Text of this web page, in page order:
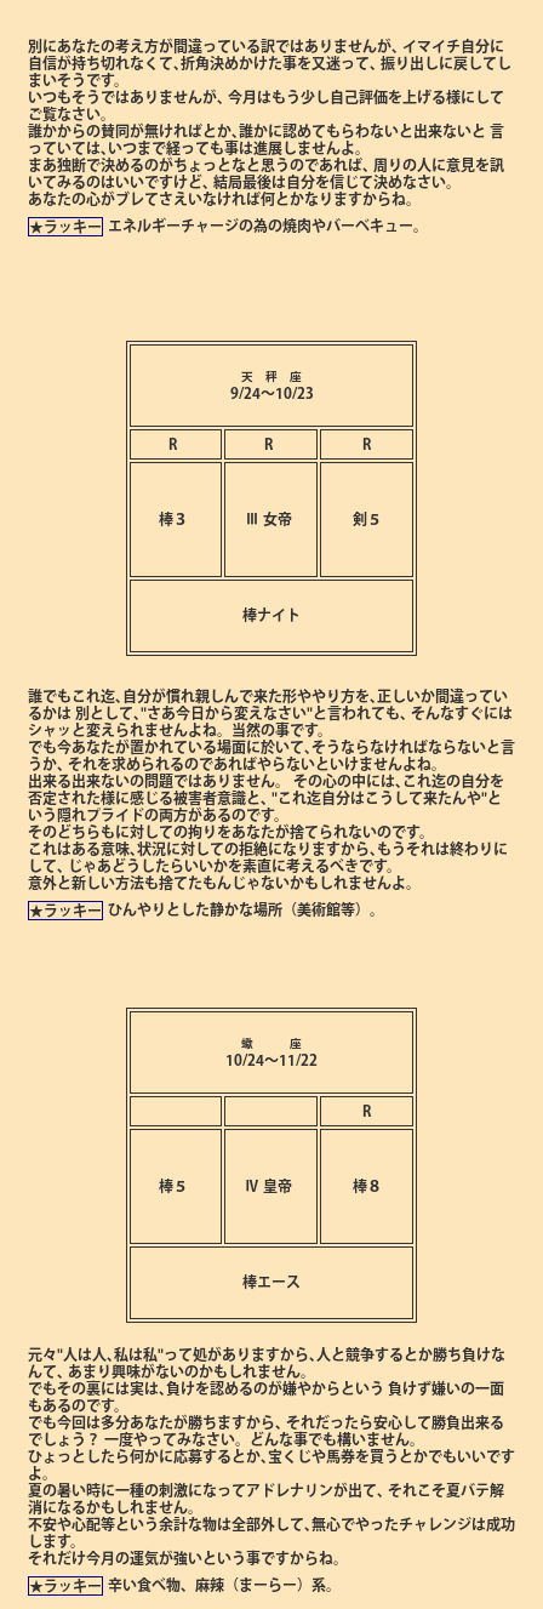
別にあなたの考え方が間違っている訳ではありませんが､
イマイチ自分に
自信が持ち切れなくて､折角決めかけた事を又迷って､ 振り出しに戻してし
まいそうです。
いつもそうではありませんが､ 今月はもう少し自己評価を上げる様にして
ご覧なさい。
誰かからの賛同が無ければとか､誰かに認めてもらわないと出来ないと 言
っていては､いつまで経っても事は進展しませんよ。
まあ独断で決めるのがちょっとなと思うのであれば､
周りの人に意見を訊
いてみるのはいいですけど､ 結局最後は自分を信じて決めなさい。
あなたの心がブレてさえいなければ何とかなりますからね。
★ラッキー
エネルギーチャージの為の焼肉やバーベキュー。
天 秤 座
9/24～10/23
R R R
棒３ 女帝 剣５
棒ナイト
誰でもこれ迄､自分が慣れ親しんで来た形ややり方を､正しいか間違ってい
るかは 別として､"さあ今日から変えなさい"と言われても､ そんなすぐには
シャッと変えられませんよね。当然の事です。
でも今あなたが置かれている場面に於いて､そうならなければならないと言
うか､ それを求められるのであればやらないといけませんよね。
出来る出来ないの問題ではありません。
その心の中には､これ迄の自分を
否定された様に感じる被害者意識と､ "これ迄自分はこうして来たんや"と
いう隠れプライドの両方があるのです。
そのどちらもに対しての拘りをあなたが捨てられないのです。
これはある意味､状況に対しての拒絶になりますから､もうそれは終わりに
して､
じゃあどうしたらいいかを素直に考えるべきです。
意外と新しい方法も捨てたもんじゃないかもしれませんよ。
★ラッキー ひんやりとした静かな場所（美術館等）。
蠍 座
10/24～11/22
R
棒５ Ⅳ 皇帝 棒８
棒エース
元々"人は人､私は私"って処がありますから､人と競争するとか勝ち負けな
んて､
あまり興味がないのかもしれません。
でもその裏には実は､負けを認めるのが嫌やからという 負けず嫌いの一面
もあるのです。
でも今回は多分あなたが勝ちますから､ それだったら安心して勝負出来る
でしょう？ 一度やってみなさい。どんな事でも構いません。
ひょっとしたら何かに応募するとか､宝くじや馬券を買うとかでもいいです
よ。
夏の暑い時に一種の刺激になってアドレナリンが出て､ それこそ夏バテ解
消になるかもしれません。
不安や心配等という余計な物は全部外して､無心でやったチャレンジは成功
します。
それだけ今月の運気が強いという事ですからね。
★ラッキー 辛い食べ物、麻辣（まーらー）系。